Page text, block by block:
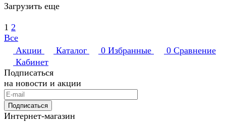
Загрузить еще
1 2
Все
Акции
Каталог 0 Избранные 0 Сравнение
Кабинет
Подписаться
на новости и акции
Подписаться
Интернет-магазин